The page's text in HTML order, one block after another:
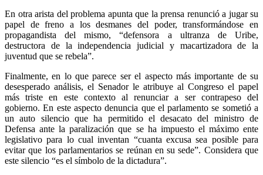
En otra arista del problema apunta que la prensa renunció a jugar su
papel de freno a los desmanes del poder, transformándose en
propagandista del mismo, “defensora a ultranza de Uribe,
destructora de la independencia judicial y macartizadora de la
juventud que se rebela”.
Finalmente, en lo que parece ser el aspecto más importante de su
desesperado análisis, el Senador le atribuye al Congreso el papel
más triste en este contexto al renunciar a ser contrapeso del
gobierno. En este aspecto denuncia que el parlamento se sometió a
un auto silencio que ha permitido el desacato del ministro de
Defensa ante la paralización que se ha impuesto el máximo ente
legislativo para lo cual inventan “cuanta excusa sea posible para
evitar que los parlamentarios se reúnan en su sede”. Considera que
este silencio “es el símbolo de la dictadura”.